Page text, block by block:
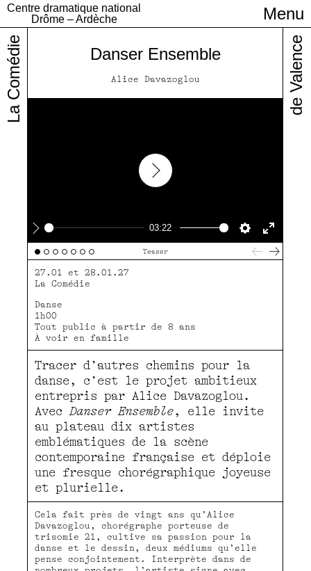
Centre dramatique national
Drôme – Ardèche
Menu
Infos pratiques
Danser Ensemble
Alice Davazoglou
Play
03:22
Settings
Enter
Play
Teaser
27.01 et 28.01.27
La Comédie
Danse
1h00
Tout public à partir de 8 ans
À voir en famille
Tracer d’autres chemins pour la
danse, c’est le projet ambitieux
entrepris par Alice Davazoglou.
Avec Danser Ensemble, elle invite
au plateau dix artistes
emblématiques de la scène
contemporaine française et déploie
une fresque chorégraphique joyeuse
et plurielle.
Cela fait près de vingt ans qu’Alice
Davazoglou, chorégraphe porteuse de
trisomie 21, cultive sa passion pour la
danse et le dessin, deux médiums qu’elle
pense conjointement. Interprète dans de
La Comédie de Valence